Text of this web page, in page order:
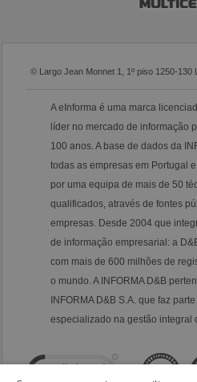
© Largo Jean Monnet 1, 1º piso 1250-130
A eInforma é uma marca
líder no mercado de informação
100 anos. A base de dados da
todas as empresas em Portugal
por uma equipa de mais de 50
qualificados, através de fontes
empresas. Desde 2004 que
de informação empresarial: a
com mais de 600 milhões de
o mundo. A INFORMA D&B
INFORMA D&B S.A. que faz
especializado na gestão integral